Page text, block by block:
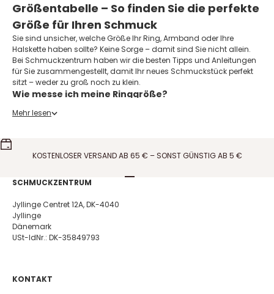
Größentabelle – So finden Sie die perfekte
Größe für Ihren Schmuck
Sie sind unsicher, welche Größe Ihr Ring, Armband oder Ihre
Halskette haben sollte? Keine Sorge – damit sind Sie nicht allein.
Bei Schmuckzentrum haben wir die besten Tipps und Anleitungen
für Sie zusammengestellt, damit Ihr neues Schmuckstück perfekt
sitzt – weder zu groß noch zu klein.
Wie messe ich meine Ringgröße?
bestimmen:
Benutzen Sie einen Ringsizer oder einen Papierstreifen um den
Finger
in EU-Größen umzurechnen
Finger leicht angeschwollen sind, und vermeiden Sie das Messen
bei kalten Händen.
Wie wähle ich die richtige Kettenlänge?
Halsketten sind in verschiedenen Längen erhältlich – die
50–60 cm – Fällt leicht über die Brust
Mehr lesen
KOSTENLOSER VERSAND AB 65 € – SONST GÜNSTIG AB 5 €
SCHMUCKZENTRUM
Jyllinge Centret 12A, DK-4040
Jyllinge
Dänemark
USt-IdNr.: DK-35849793
KONTAKT